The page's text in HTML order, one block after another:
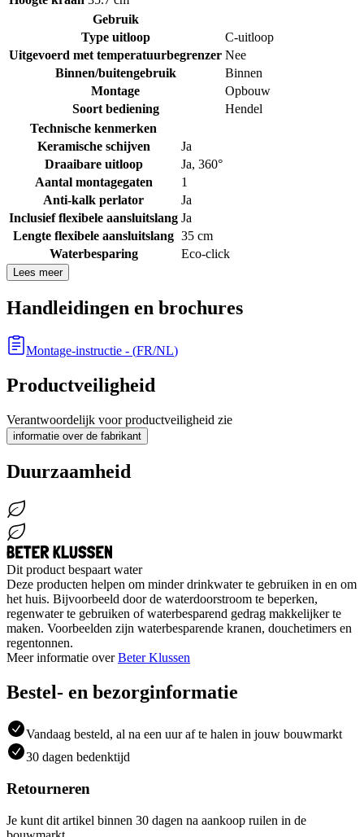
Gebruik
Type uitloop
C-uitloop
Uitgevoerd met temperatuurbegrenzer Nee
Binnen/buitengebruik
Binnen
Montage
Opbouw
Soort bediening
Hendel
Technische kenmerken
Keramische schijven
Ja
Draaibare uitloop
Ja, 360°
Aantal montagegaten
1
Anti-kalk perlator
Ja
Inclusief flexibele aansluitslang Ja
Lengte flexibele aansluitslang 35 cm
Waterbesparing
Eco-click
Lees meer
Handleidingen en brochures
Montage-instructie - (FR/NL)
Productveiligheid
Verantwoordelijk voor productveiligheid zie
informatie over de fabrikant
Duurzaamheid
Dit product bespaart water
Deze producten helpen om minder drinkwater te gebruiken in en om
het huis. Bijvoorbeeld door de waterdoorstroom te beperken,
regenwater te gebruiken of waterbesparend gedrag makkelijker te
maken. Voorbeelden zijn waterbesparende kranen, douchetimers en
regentonnen.
Meer informatie overBeter Klussen
Bestel- en bezorginformatie
Vandaag besteld, al na een uur af te halen in jouw bouwmarkt
30 dagen bedenktijd
Retourneren
Je kunt dit artikel binnen 30 dagen na aankoop ruilen in de